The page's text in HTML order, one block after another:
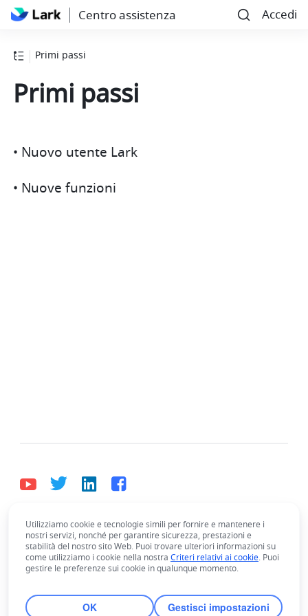
Centro assistenza Accedi
Primi passi
Primi passi
• Nuovo utente Lark
• Nuove funzioni
Italiano
Bahasa Indonesia Deutsch English
Español
Français
Italiano
Português (Brasil)
Tiếng Việt
ไทย 한국어 日本語
中文
Singapore with offices worldwide.
Utilizziamo cookie e tecnologie simili per fornire e mantenere i
nostri servizi, nonché per garantire sicurezza, prestazioni e
stabilità del nostro sito Web. Puoi trovare ulteriori informazioni su
come utilizziamo i cookie nella nostra Criteri relativi ai cookie. Puoi
gestire le preferenze sui cookie in qualunque momento.
OK Gestisci impostazioni